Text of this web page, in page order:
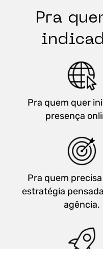
Pra
Pra quem quer
presença
Pra quem
estratégia
agência.